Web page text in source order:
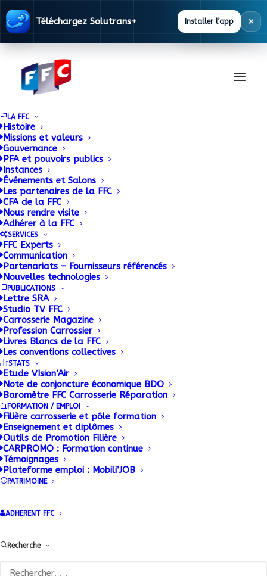
Téléchargez Solutrans+ Installer l’app ×
LA FFC
Histoire
Missions et valeurs
Gouvernance
PFA et pouvoirs publics
Instances
Événements et Salons
Les partenaires de la FFC
CFA de la FFC
Nous rendre visite
Adhérer à la FFC
SERVICES
FFC Experts
Communication
Partenariats – Fournisseurs référencés
Nouvelles technologies
PUBLICATIONS
Lettre SRA
Studio TV FFC
Carrosserie Magazine
Profession Carrossier
Livres Blancs de la FFC
Les conventions collectives
STATS
Etude VIsion’Air
Note de conjoncture économique BDO
Baromètre FFC Carrosserie Réparation
FORMATION / EMPLOI
Filière carrosserie et pôle formation
Enseignement et diplômes
Outils de Promotion Filière
CARPROMO : Formation continue
Témoignages
Plateforme emploi : Mobili’JOB
PATRIMOINE
ADHERENT FFC
Recherche
Le Groupe Gueudet
installe l’outil TRIBU
de la FFC dans ses
Le Groupe
Gueudet installe
l’outil TRIBU de la
FFC dans ses
concessions